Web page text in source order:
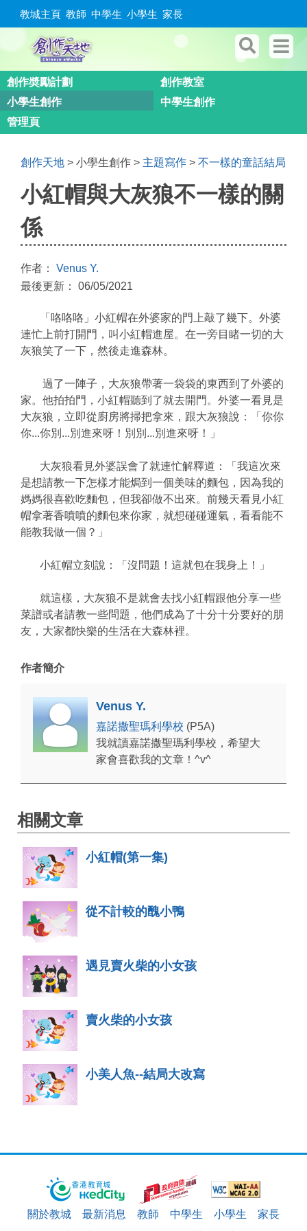
教城主頁 教師 中學生 小學生 家長
創作奬勵計劃
創作教室
小學生創作
中學生創作
管理頁
創作天地 > 小學生創作 > 主題寫作 > 不一樣的童話結局
小紅帽與大灰狼不一樣的關
係
作者： Venus Y.
最後更新： 06/05/2021
「咯咯咯」小紅帽在外婆家的門上敲了幾下。外婆
連忙上前打開門，叫小紅帽進屋。在一旁目睹一切的大
灰狼笑了一下，然後走進森林。
過了一陣子，大灰狼帶著一袋袋的東西到了外婆的
家。他拍拍門，小紅帽聽到了就去開門。外婆一看見是
大灰狼，立即從廚房將掃把拿來，跟大灰狼說：「你你
你...你別...別進來呀！別別...別進來呀！」
大灰狼看見外婆誤會了就連忙解釋道：「我這次來
是想請教一下怎樣才能焗到一個美味的麵包，因為我的
媽媽很喜歡吃麵包，但我卻做不出來。前幾天看見小紅
帽拿著香噴噴的麵包來你家，就想碰碰運氣，看看能不
能教我做一個？」
小紅帽立刻說：「沒問題！這就包在我身上！」
就這樣，大灰狼不是就會去找小紅帽跟他分享一些
菜譜或者請教一些問題，他們成為了十分十分要好的朋
友，大家都快樂的生活在大森林裡。
作者簡介
Venus Y.
嘉諾撒聖瑪利學校 (P5A)
我就讀嘉諾撒聖瑪利學校，希望大
家會喜歡我的文章！^v^
相關文章
小紅帽(第一集)
從不計較的醜小鴨
遇見賣火柴的小女孩
賣火柴的小女孩
小美人魚--結局大改寫
關於教城 最新消息 教師 中學生 小學生
家長